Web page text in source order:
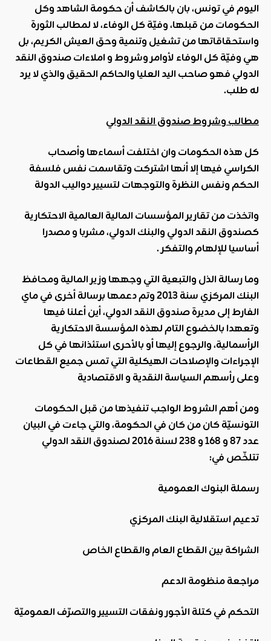
اليوم في تونس، بان بالكاشف أن حكومة الشاهد وكل
الحكومات من قبلها، وفيّة كل الوفاء، لا لمطالب الثورة
واستحقاقاتها من تشغيل وتنمية وحق العيش الكريم، بل
هي وفيّة كل الوفاء لأوامر وشروط و املاءات صندوق النقد
الدولي فهو صاحب اليد العليا والحاكم الحقيق والذي لا يرد
له طلب.
مطالب وشروط صندوق النقد الدولي
كل هذه الحكومات وان اختلفت أسماءها وأصحاب
الكراسي فيها إلا أنها اشتركت وتقاسمت نفس فلسفة
الحكم ونفس النظرة والتوجهات لتسيير دواليب الدولة
واتخذت من تقارير المؤسسات المالية العالمية الاحتكارية
كصندوق النقد الدولي والبنك الدولي، مشربا و مصدرا
أساسيا للإلهام والتفكر .
وما رسالة الذل والتبعية التي وجهها وزير المالية ومحافظ
البنك المركزي سنة 2013 وتم دعمها برسالة أخرى في ماي
الفارط إلى مديرة صندوق النقد الدولي، أين أعلنا فيها
وتعهدا بالخضوع التام لهذه المؤسسة الاحتكارية
الرأسمالية، والرجوع إليها أو بالأحرى استئذانها في كل
الإجراءات والإصلاحات الهيكلية التي تمس جميع القطاعات
وعلى رأسهم السياسة النقدية و الاقتصادية
ومن أهم الشروط الواجب تنفيذها من قبل الحكومات
التونسيّة كان من كان في الحكومة، والتي جاءت في البيان
عدد 87 و 168 و 238 لسنة 2016 لصندوق النقد الدولي
تتلخّص في:
رسملة البنوك العمومية
تدعيم استقلالية البنك المركزي
الشراكة بين القطاع العام والقطاع الخاص
مراجعة منظومة الدعم
التحكم في كتلة الأجور ونفقات التسيير والتصرّف العموميّة